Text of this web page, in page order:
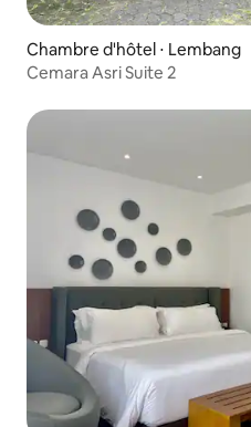
Chambre d'hôtel ⋅ Lembang
Cemara Asri Suite 2